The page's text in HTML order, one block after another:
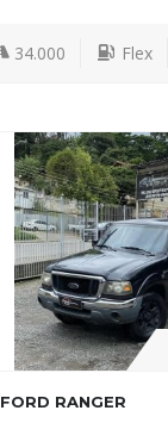
34.000 Flex
FORD RANGER